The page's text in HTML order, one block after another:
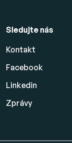
Sledujte nás
Kontakt
Facebook
Linkedin
Zprávy